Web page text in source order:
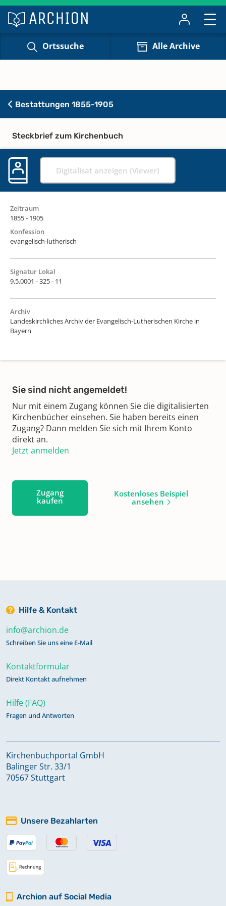
Ortssuche Alle Archive
Bestattungen 1855-1905
Steckbrief zum Kirchenbuch
Digitalisat anzeigen (Viewer)
Zeitraum
1855 - 1905
Konfession
evangelisch-lutherisch
Signatur Lokal
9.5.0001 - 325 - 11
Archiv
Landeskirchliches Archiv der Evangelisch-Lutherischen Kirche in
Bayern
Sie sind nicht angemeldet!
Nur mit einem Zugang können Sie die digitalisierten
Kirchenbücher einsehen. Sie haben bereits einen
Zugang? Dann melden Sie sich mit Ihrem Konto
direkt an.
Jetzt anmelden
Zugang
kaufen
Kostenloses Beispiel
ansehen
Hilfe & Kontakt
info@archion.de
Schreiben Sie uns eine E-Mail
Kontaktformular
Direkt Kontakt aufnehmen
Hilfe (FAQ)
Fragen und Antworten
Kirchenbuchportal GmbH
Balinger Str. 33/1
70567 Stuttgart
Unsere Bezahlarten
Archion auf Social Media